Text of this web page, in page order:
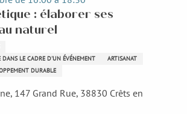
: élaborer ses
naturel
LE CADRE D'UN ÉVÉNEMENT
ARTISANAT
DURABLE
147 Grand Rue, 38830 Crêts en